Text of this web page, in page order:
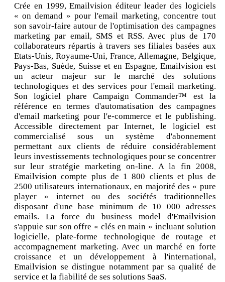
Crée en 1999, Emailvision éditeur leader des logiciels
« on demand » pour l'email marketing, concentre tout
son savoir-faire autour de l'optimisation des campagnes
marketing par email, SMS et RSS. Avec plus de 170
collaborateurs répartis à travers ses filiales basées aux
Etats-Unis, Royaume-Uni, France, Allemagne, Belgique,
Pays-Bas, Suède, Suisse et en Espagne, Emailvision est
un acteur majeur sur le marché des solutions
technologiques et des services pour l'email marketing.
Son logiciel phare Campaign Commander™ est la
référence en termes d'automatisation des campagnes
d'email marketing pour l'e-commerce et le publishing.
Accessible directement par Internet, le logiciel est
commercialisé sous un système d'abonnement
permettant aux clients de réduire considérablement
leurs investissements technologiques pour se concentrer
sur leur stratégie marketing on-line. A la fin 2008,
Emailvision compte plus de 1 800 clients et plus de
2500 utilisateurs internationaux, en majorité des « pure
player » internet ou des sociétés traditionnelles
disposant d'une base minimum de 10 000 adresses
emails. La force du business model d'Emailvision
s'appuie sur son offre « clés en main » incluant solution
logicielle, plate-forme technologique de routage et
accompagnement marketing. Avec un marché en forte
croissance et un développement à l'international,
Emailvision se distingue notamment par sa qualité de
service et la fiabilité de ses solutions SaaS.